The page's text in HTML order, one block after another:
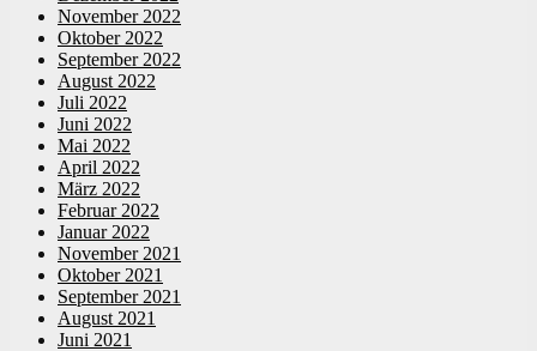
November 2022
Oktober 2022
September 2022
August 2022
Juli 2022
Juni 2022
Mai 2022
April 2022
März 2022
Februar 2022
Januar 2022
November 2021
Oktober 2021
September 2021
August 2021
Juni 2021